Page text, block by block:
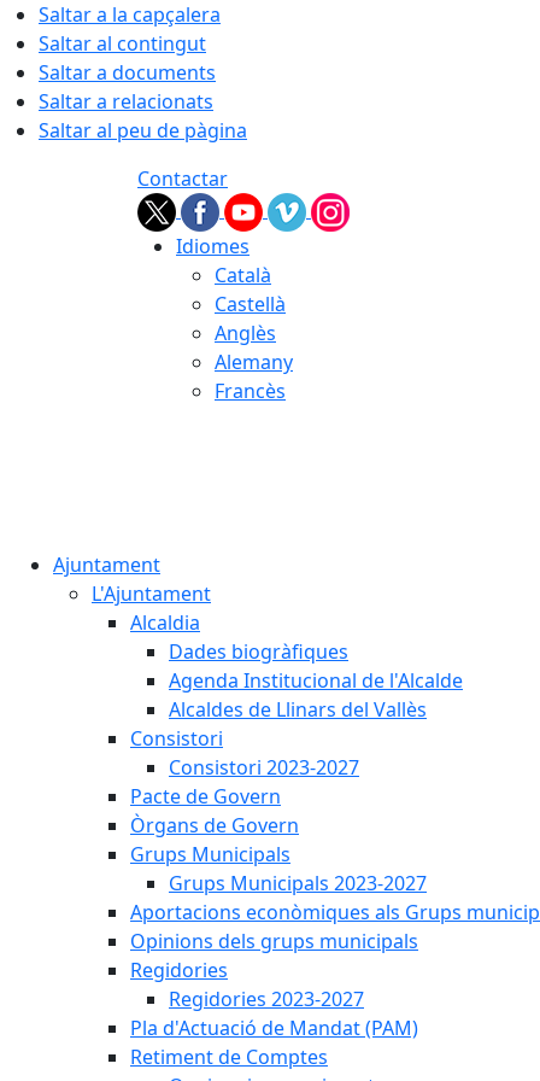
Saltar a la capçalera
Saltar al contingut
Saltar a documents
Saltar a relacionats
Saltar al peu de pàgina
Contactar
Idiomes
Català
Castellà
Anglès
Alemany
Francès
Ajuntament
L'Ajuntament
Alcaldia
Dades biogràfiques
Agenda Institucional de l'Alcalde
Alcaldes de Llinars del Vallès
Consistori
Consistori 2023-2027
Pacte de Govern
Òrgans de Govern
Grups Municipals
Grups Municipals 2023-2027
Aportacions econòmiques als Grups
Opinions dels grups municipals
Regidories
Regidories 2023-2027
Pla d'Actuació de Mandat (PAM)
Retiment de Comptes